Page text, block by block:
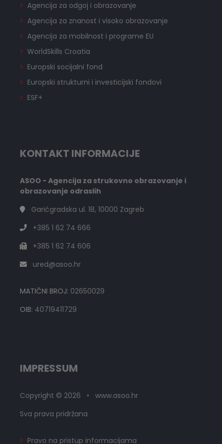
Agencija za odgoj i obrazovanje
Agencija za znanost i visoko obrazovanje
Agencija za mobilnost i programe EU
WorldSkills Croatia
Europski socijalni fond
Europski strukturni i investicijski fondovi
ESF+
KONTAKT INFORMACIJE
ASOO - Agencija za strukovno obrazovanje i
obrazovanje odraslih
Garićgradska ul. 18, 10000 Zagreb
+385 1 62 74 666
+385 1 62 74 606
ured@asoo.hr
MATIČNI BROJ: 02650029
OIB: 40719411729
IMPRESSUM
Copyright © 2026 • www.asoo.hr
Sva prava pridržana
Pravo na pristup informacijama